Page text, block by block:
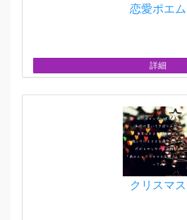
恋愛ポエム
詳細
クリスマス